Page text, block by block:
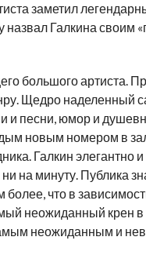
заметил
Галкина своим
большого артиста.
Щедро наделенный
и песни, юмор и
новым номером в
Галкин элегантно
на минуту. Публика
что в
неожиданный крен в
неожиданным и